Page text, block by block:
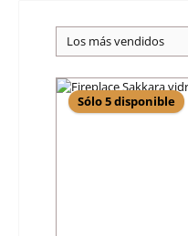
Sólo 5 disponible